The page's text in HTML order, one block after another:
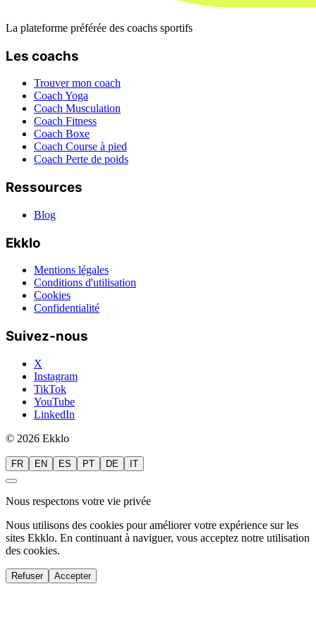
La plateforme préférée des coachs sportifs
Les coachs
Trouver mon coach
Coach Yoga
Coach Musculation
Coach Fitness
Coach Boxe
Coach Course à pied
Coach Perte de poids
Ressources
Blog
Ekklo
Mentions légales
Conditions d'utilisation
Cookies
Confidentialité
Suivez-nous
X
Instagram
TikTok
YouTube
LinkedIn
© 2026 Ekklo
FR EN ES PT DE IT
Nous respectons votre vie privée
Nous utilisons des cookies pour améliorer votre expérience sur les
sites Ekklo. En continuant à naviguer, vous acceptez notre utilisation
des cookies.
Refuser Accepter